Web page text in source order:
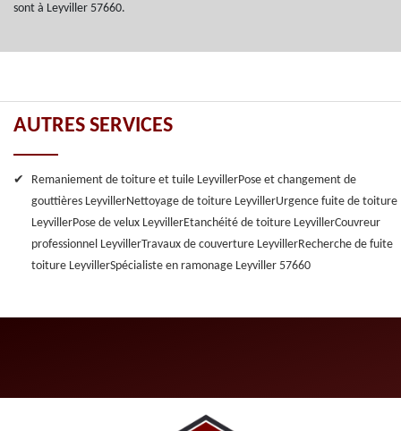
sont à Leyviller 57660.
AUTRES SERVICES
Remaniement de toiture et tuile LeyvillerPose et changement de
gouttières LeyvillerNettoyage de toiture LeyvillerUrgence fuite de toiture
LeyvillerPose de velux LeyvillerEtanchéité de toiture LeyvillerCouvreur
professionnel LeyvillerTravaux de couverture LeyvillerRecherche de fuite
toiture LeyvillerSpécialiste en ramonage Leyviller 57660